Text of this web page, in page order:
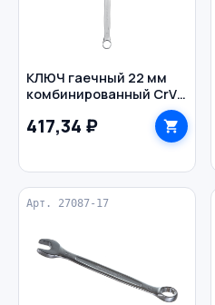
КЛЮЧ гаечный 22 мм
комбинированный CrV
417,34 ₽
Арт. 27087-17